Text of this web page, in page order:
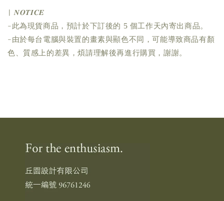
| 𝑵𝑶𝑻𝑰𝑪𝑬
-此為現貨商品，預計於下訂後的 5 個工作天內寄出商品。
-由於每台電腦與裝置的畫素與顯色不同，可能導致商品有顏
色、質感上的差異，煩請理解後再進行購買，謝謝。